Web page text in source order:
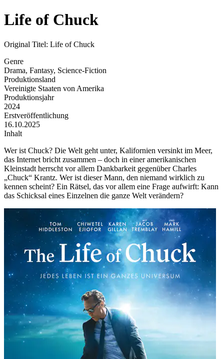
Life of Chuck
Original Titel: Life of Chuck
Genre
Drama, Fantasy, Science-Fiction
Produktionsland
Vereinigte Staaten von Amerika
Produktionsjahr
2024
Erstveröffentlichung
16.10.2025
Inhalt
Wer ist Chuck? Die Welt geht unter, Kalifornien versinkt im Meer,
das Internet bricht zusammen – doch in einer amerikanischen
Kleinstadt herrscht vor allem Dankbarkeit gegenüber Charles
„Chuck“ Krantz. Wer ist dieser Mann, den niemand wirklich zu
kennen scheint? Ein Rätsel, das vor allem eine Frage aufwirft: Kann
das Schicksal eines Einzelnen die ganze Welt verändern?